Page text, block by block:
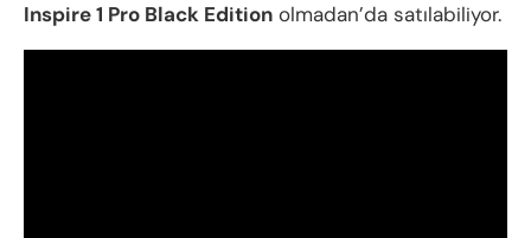
Inspire 1 Pro Black Edition olmadan’da satılabiliyor.